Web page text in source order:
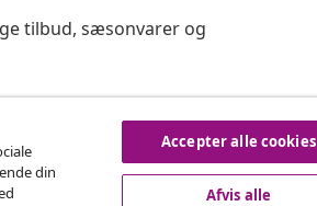
tilbud, sæsonvarer og
køb
din
Accepter alle cookies
Afvis alle